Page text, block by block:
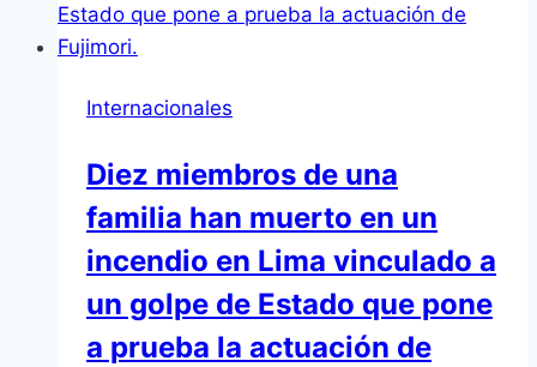
Internacionales
Diez miembros de una
familia han muerto en un
incendio en Lima vinculado a
un golpe de Estado que pone
a prueba la actuación de